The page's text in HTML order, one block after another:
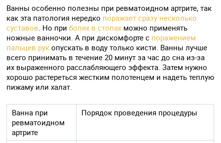
Ванны особенно полезны при ревматоидном артрите, так
как эта патология нередко поражает сразу несколько
суставов. Но приболях в стопах можно применять
ножные ванночки. А при дискомфорте с поражением
пальцев рук опускать в воду только кисти. Ванны лучше
всего принимать в течение 20 минут за час до сна из-за
их выраженного расслабляющего эффекта. Затем нужно
хорошо растереться жестким полотенцем и надеть теплую
пижаму или халат.
Ванна при
ревматоидном
артрите
Порядок проведения процедуры